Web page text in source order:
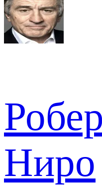
Ниро